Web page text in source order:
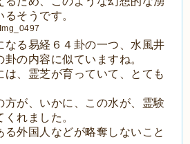
そうです。
なる易経６４卦の一つ、水風井
卦の内容に似ていますね。
は、霊芝が育っていて、とても
方が、いかに、この水が、霊験
れました。
る外国人などが略奪しないこと